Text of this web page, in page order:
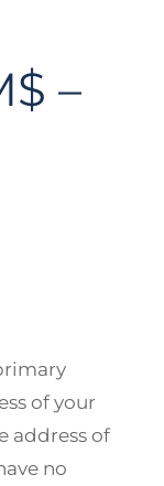
–
of your
address of
no